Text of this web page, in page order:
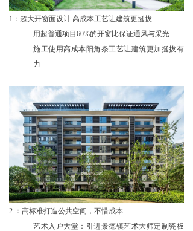
1： 超大开窗面设计 高成本工艺让建筑更挺拔
用超普通项目60%的开窗比保证通风与采光
施工使用高成本阳角条工艺让建筑更加挺拔有
力
2 ： 高标准打造公共空间，不惜成本
艺术入户大堂：引进景德镇艺术大师定制瓷板